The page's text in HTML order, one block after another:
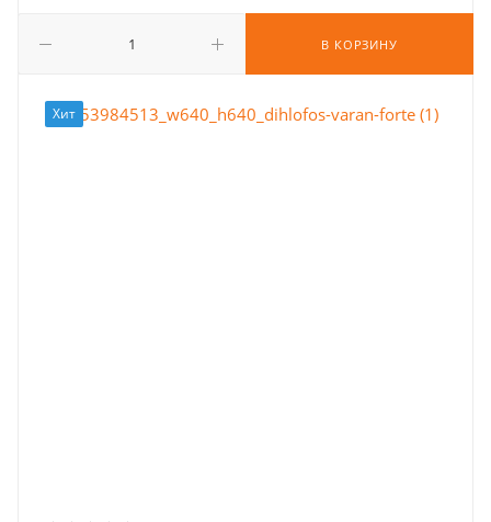
В КОРЗИНУ
Хит